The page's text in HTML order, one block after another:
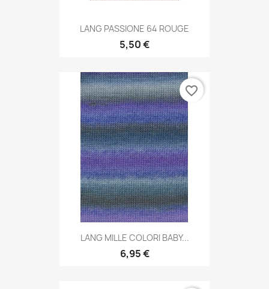
LANG PASSIONE 64 ROUGE
5,50 €
LANG MILLE COLORI BABY...
6,95 €
favorite_border